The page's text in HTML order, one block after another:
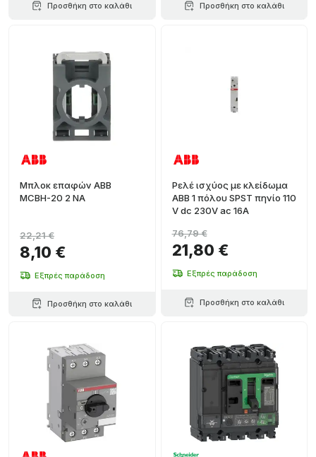
Προσθήκη στο καλάθι Προσθήκη στο καλάθι
Μπλοκ επαφών ABB
MCBH-20 2 NA
8,10 €
22,21 €
Εξπρές παράδοση
Προσθήκη στο καλάθι
Ρελέ ισχύος με κλείδωμα
ABB 1 πόλου SPST πηνίο 110
V dc 230V ac 16A
21,80 €
76,79 €
Εξπρές παράδοση
Προσθήκη στο καλάθι